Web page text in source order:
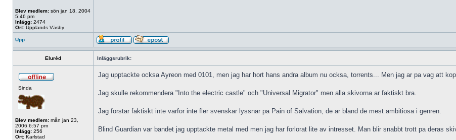
Blev medlem: sön jan 18, 2004
5:46 pm
Inlägg: 2474
Ort: Upplands Väsby
Upp
Eluréd Inläggsrubrik:
Sinda
Blev medlem: mån jan 23,
2006 6:57 pm
Inlägg: 256
Ort: Karlstad
Jag upptackte ocksa Ayreon med 0101, men jag har hort hans andra album nu ocksa, torrents... Men jag ar pa vag att
Jag skulle rekommendera "Into the electric castle" och "Universal Migrator" men alla skivorna ar faktiskt bra.
Jag forstar faktiskt inte varfor inte fler svenskar lyssnar pa Pain of Salvation, de ar bland de mest ambitiosa i genren.
Blind Guardian var bandet jag upptackte metal med men jag har forlorat lite av intresset. Man blir snabbt trott pa deras